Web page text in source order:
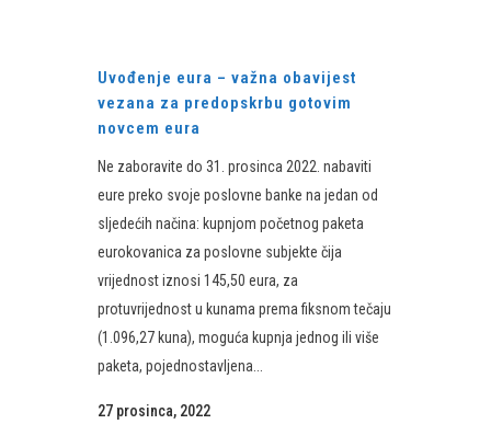
Uvođenje eura – važna obavijest
vezana za predopskrbu gotovim
novcem eura
Ne zaboravite do 31. prosinca 2022. nabaviti
eure preko svoje poslovne banke na jedan od
sljedećih načina: kupnjom početnog paketa
eurokovanica za poslovne subjekte čija
vrijednost iznosi 145,50 eura, za
protuvrijednost u kunama prema fiksnom tečaju
(1.096,27 kuna), moguća kupnja jednog ili više
paketa, pojednostavljena...
27 prosinca, 2022